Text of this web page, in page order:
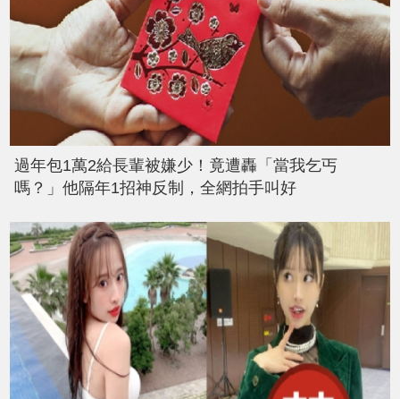
過年包1萬2給長輩被嫌少！竟遭轟「當我乞丐
嗎？」他隔年1招神反制，全網拍手叫好